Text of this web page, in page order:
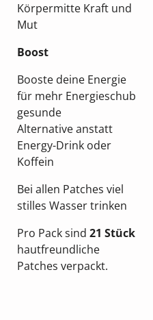
Körpermitte Kraft und
Mut
Boost
Booste deine Energie
für mehr Energieschub
gesunde
Alternativeanstatt
Energy-Drink oder
Koffein
Bei allen Patches viel
stilles Wasser trinken
Pro Pack sind 21 Stück
hautfreundliche
Patches verpackt.